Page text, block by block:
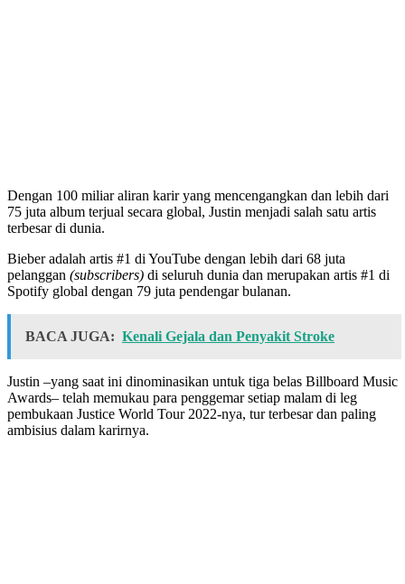
Dengan 100 miliar aliran karir yang mencengangkan dan lebih dari
75 juta album terjual secara global, Justin menjadi salah satu artis
terbesar di dunia.
Bieber adalah artis #1 di YouTube dengan lebih dari 68 juta
pelanggan (subscribers) di seluruh dunia dan merupakan artis #1 di
Spotify global dengan 79 juta pendengar bulanan.
BACA JUGA: Kenali Gejala dan Penyakit Stroke
Justin –yang saat ini dinominasikan untuk tiga belas Billboard Music
Awards– telah memukau para penggemar setiap malam di leg
pembukaan Justice World Tour 2022-nya, tur terbesar dan paling
ambisius dalam karirnya.